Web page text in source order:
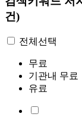
건)
전체선택
무료
기관내 무료
유료